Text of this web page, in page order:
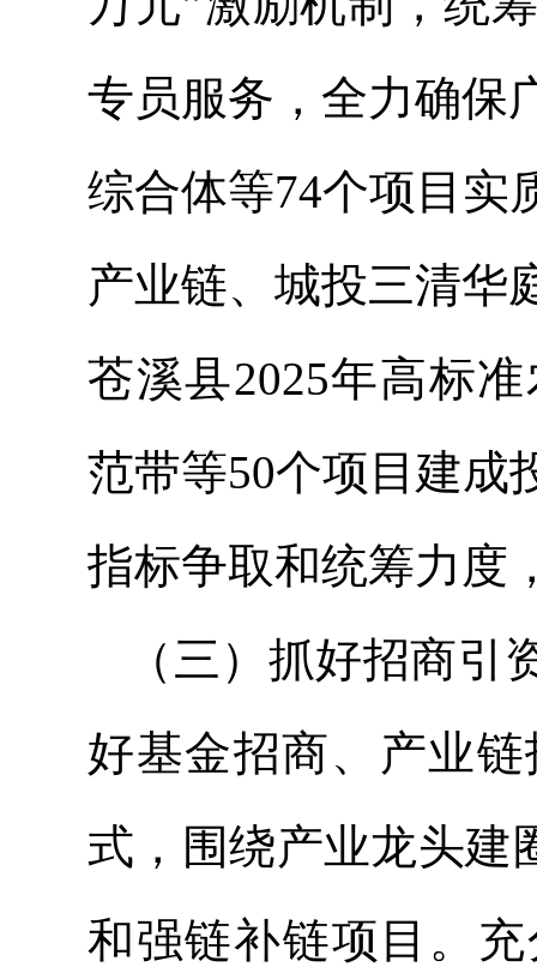
专员服务，全力确保
综合体等74个项目实
产业链、城投三清华
苍溪县2025年高标
范带等50个项目建成
指标争取和统筹力度
（三）抓好招商
好基金招商、产业
式，围绕产业龙头建
和强链补链项目。充